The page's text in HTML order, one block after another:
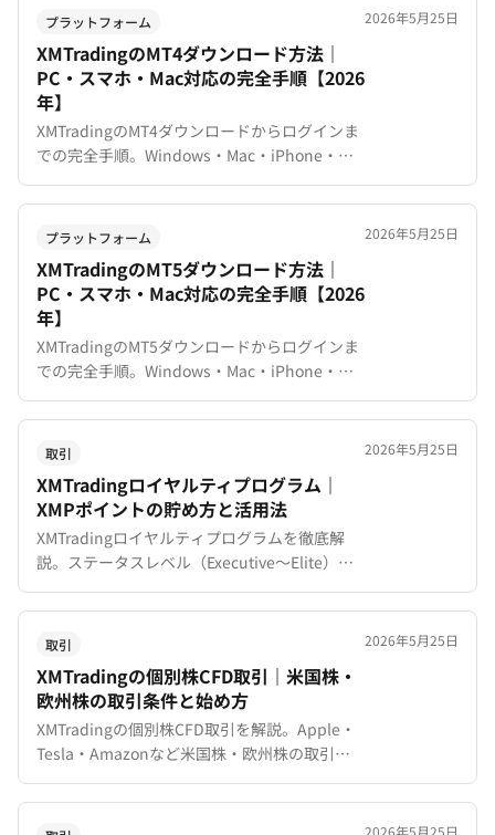
で。
プラットフォーム
XMTradingのMT4ダウンロード方法｜
PC・スマホ・Mac対応の完全手順【2026
年】
XMTradingのMT4ダウンロードからログインま
での完全手順。Windows・Mac・iPhone・
Android対応。画面の見方や初期設定、ログイ
ンできない場合の対処法も解説。
2026年5月25日
プラットフォーム
XMTradingのMT5ダウンロード方法｜
PC・スマホ・Mac対応の完全手順【2026
年】
XMTradingのMT5ダウンロードからログインま
での完全手順。Windows・Mac・iPhone・
Android対応。MT4との違い、初期設定、ログ
インできない場合の対処法も解説。
2026年5月25日
取引
XMTradingロイヤルティプログラム｜
XMPポイントの貯め方と活用法
XMTradingロイヤルティプログラムを徹底解
説。ステータスレベル（Executive〜Elite）の
条件、XMPポイントの貯め方、ボーナスや現金
への交換方法を紹介します。
2026年5月25日
取引
XMTradingの個別株CFD取引｜米国株・
欧州株の取引条件と始め方
XMTradingの個別株CFD取引を解説。Apple・
Tesla・Amazonなど米国株・欧州株の取引条
件、MT5限定の理由、レバレッジ、配当調整
金、手数料、取引時間をまとめました。
2026年5月25日
2026年5月25日